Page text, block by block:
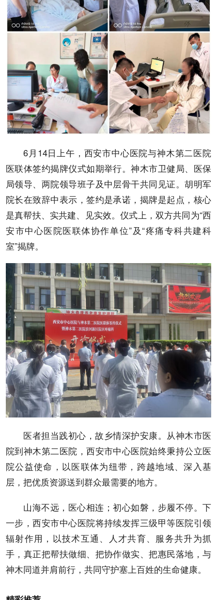
6月14日上午，西安市中心医院与神木第二医院
医联体签约揭牌仪式如期举行。神木市卫健局、医保
局领导、两院领导班子及中层骨干共同见证。胡明军
院长在致辞中表示，签约是承诺，揭牌是起点，核心
是真帮扶、实共建、见实效。仪式上，双方共同为“西
安市中心医院医联体协作单位”及“疼痛专科共建科
室”揭牌。
医者担当践初心，故乡情深护安康。从神木市医
院到神木第二医院，西安市中心医院始终秉持公立医
院公益使命，以医联体为纽带，跨越地域、深入基
层，把优质资源送到群众最需要的地方。
山海不远，医心相连；初心如磐，步履不停。下
一步，西安市中心医院将持续发挥三级甲等医院引领
辐射作用，以技术互通、人才共育、服务共升为抓
手，真正把帮扶做细、把协作做实、把惠民落地，与
神木同道并肩前行，共同守护塞上百姓的生命健康。